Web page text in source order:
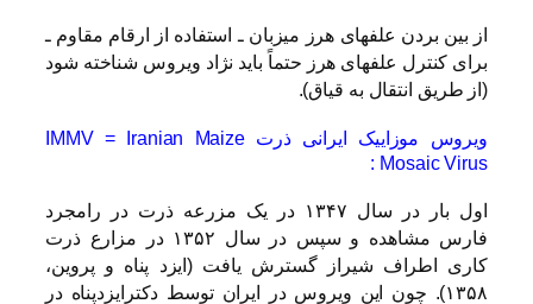
از بین بردن علفهای هرز میزبان ـ استفاده از ارقام مقاوم ـ
برای کنترل علفهای هرز حتماً باید نژاد ویروس شناخته شود
(از طریق انتقال به قیاق).
ویروس موزاییک ایرانی ذرت IMMV = Iranian Maize
Mosaic Virus :
اول بار در سال ۱۳۴۷ در یک مزرعه ذرت در رامجرد
فارس مشاهده و سپس در سال ۱۳۵۲ در مزارع ذرت
کاری اطراف شیراز گسترش یافت (ایزد پناه و پروین،
۱۳۵۸). چون این ویروس در ایران توسط دکترایزدپناه در